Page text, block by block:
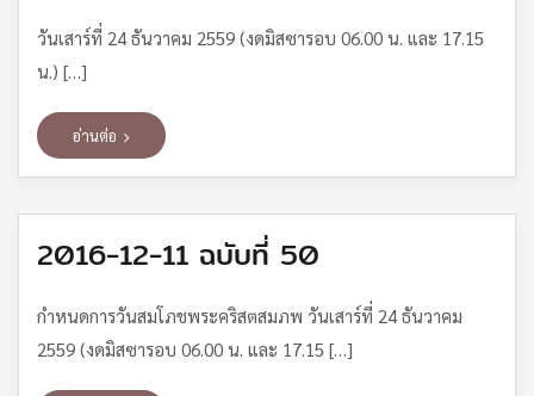
วันเสาร์ที่ 24 ธันวาคม 2559 (งดมิสซารอบ 06.00 น. และ 17.15
น.) […]
อ่านต่อ
2016-12-11 ฉบับที่ 50
กำหนดการวันสมโภชพระคริสตสมภพ วันเสาร์ที่ 24 ธันวาคม
2559 (งดมิสซารอบ 06.00 น. และ 17.15 […]